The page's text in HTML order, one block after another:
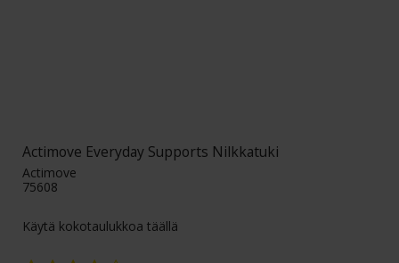
Actimove Everyday Supports Nilkkatuki
Actimove
75608
Käytä kokotaulukkoa täällä